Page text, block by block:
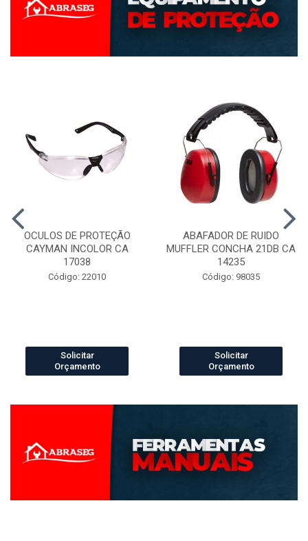
OCULOS DE PROTEÇÃO
CAYMAN INCOLOR CA
17038
Código: 22010
Solicitar
Orçamento
ABAFADOR DE RUIDO
MUFFLER CONCHA 21DB CA
14235
Código: 98035
Solicitar
Orçamento